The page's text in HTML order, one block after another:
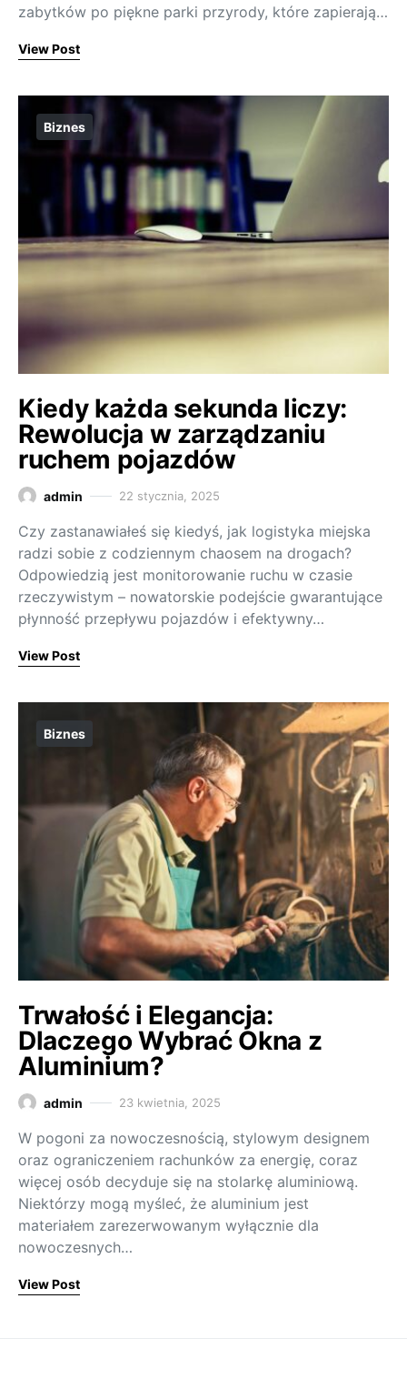
zabytków po piękne parki przyrody, które zapierają…
View Post
Biznes
Kiedy każda sekunda liczy:
Rewolucja w zarządzaniu
ruchem pojazdów
admin 22 stycznia, 2025
Czy zastanawiałeś się kiedyś, jak logistyka miejska
radzi sobie z codziennym chaosem na drogach?
Odpowiedzią jest monitorowanie ruchu w czasie
rzeczywistym – nowatorskie podejście gwarantujące
płynność przepływu pojazdów i efektywny…
View Post
Biznes
Trwałość i Elegancja:
Dlaczego Wybrać Okna z
Aluminium?
admin 23 kwietnia, 2025
W pogoni za nowoczesnością, stylowym designem
oraz ograniczeniem rachunków za energię, coraz
więcej osób decyduje się na stolarkę aluminiową.
Niektórzy mogą myśleć, że aluminium jest
materiałem zarezerwowanym wyłącznie dla
nowoczesnych…
View Post